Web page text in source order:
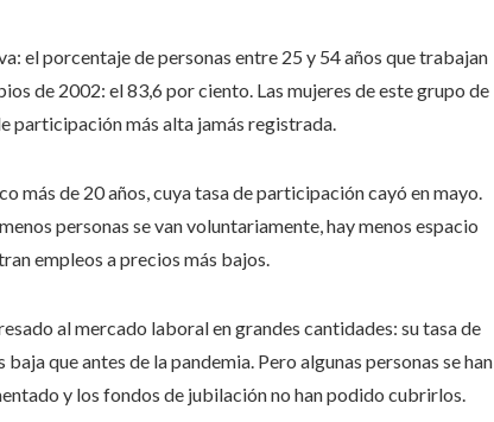
el porcentaje de personas entre 25 y 54 años que trabajan
de 2002: el 83,6 por ciento. Las mujeres de este grupo de
participación más alta jamás registrada.
más de 20 años, cuya tasa de participación cayó en mayo.
personas se van voluntariamente, hay menos espacio
empleos a precios más bajos.
al mercado laboral en grandes cantidades: su tasa de
que antes de la pandemia. Pero algunas personas se han
y los fondos de jubilación no han podido cubrirlos.